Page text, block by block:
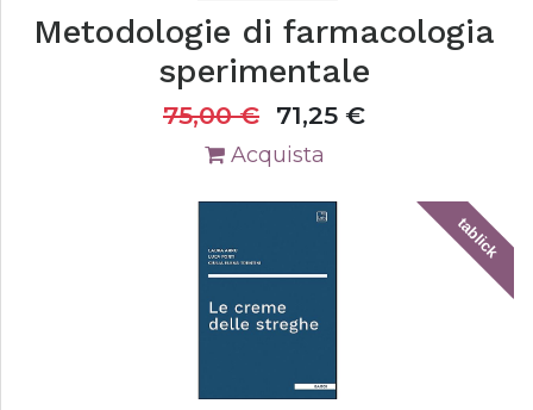
Metodologie di farmacologia
sperimentale
75,00€ 71,25 €
Acquista
tablick